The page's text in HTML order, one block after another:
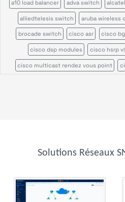
a10 load balancer adva switch
alliedtelesis switch aruba wireless
brocade switch cisco asr cisco
cisco dsp modules cisco hsrp
cisco multicast rendez vous point
kemp load balancer lenovo
Solutions Réseaux